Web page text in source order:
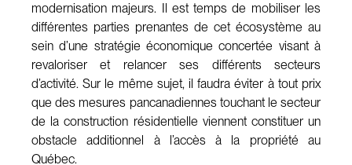
modernisation majeurs. Il est temps de mobiliser les
différentes parties prenantes de cet écosystème au
sein d’une stratégie économique concertée visant à
revaloriser et relancer ses différents secteurs
d’activité. Sur le même sujet, il faudra éviter à tout prix
que des mesures pancanadiennes touchant le secteur
de la construction résidentielle viennent constituer un
obstacle additionnel à l’accès à la propriété au
Québec.